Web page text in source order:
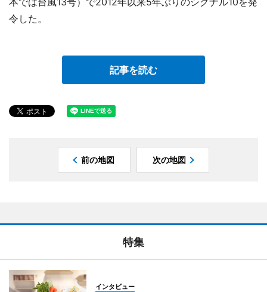
令した。
記事を読む
前の地図 次の地図
特集
インタビュー